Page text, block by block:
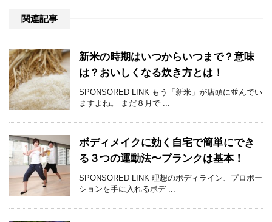
関連記事
新米の時期はいつからいつまで？意味
は？おいしくなる炊き方とは！
SPONSORED LINK もう「新米」が店頭に並んでい
ますよね。 まだ８月で ...
ボディメイクに効く自宅で簡単にでき
る３つの運動法〜プランクは基本！
SPONSORED LINK 理想のボディライン、プロポー
ションを手に入れるボデ ...